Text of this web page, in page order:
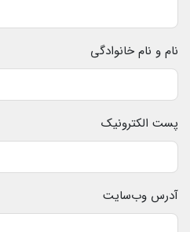
نام و نام خانوادگی
پست الکترونیک
آدرس وب‌سایت